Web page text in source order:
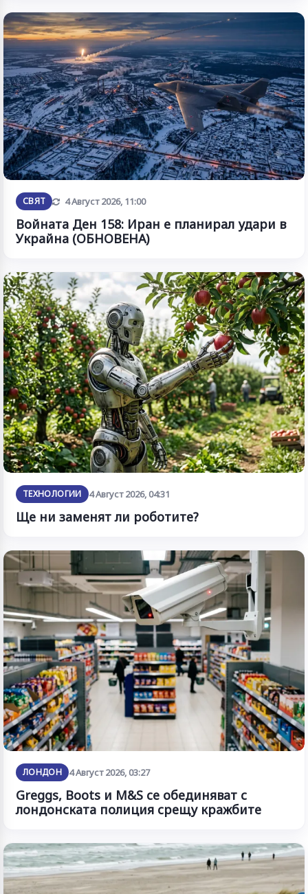
СВЯТ Обновена
4 Август 2026, 11:00
Войната Ден 158: Иран е планирал удари в
Украйна (ОБНОВЕНА)
ТЕХНОЛОГИИ 4 Август 2026, 04:31
Ще ни заменят ли роботите?
ЛОНДОН 4 Август 2026, 03:27
Greggs, Boots и M&S се обединяват с
лондонската полиция срещу кражбите